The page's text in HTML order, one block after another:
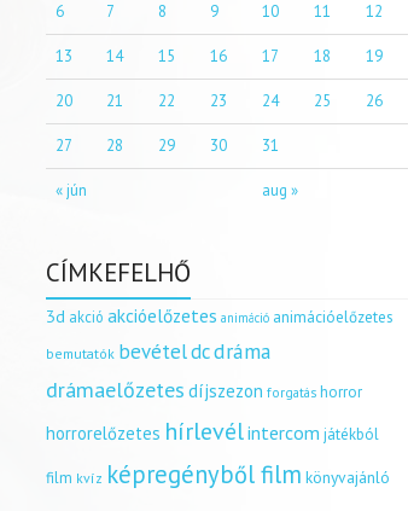
« jún aug »
6 7 8 9 10 11 12
13 14 15 16 17 18 19
20 21 22 23 24 25 26
27 28 29 30 31
CÍMKEFELHŐ
3d akció akcióelőzetes animáció animációelőzetes
bemutatók bevételdcdráma
drámaelőzetes díjszezon forgatás horror
horrorelőzetes hírlevélintercom játékból
film kvíz képregényből film könyvajánló